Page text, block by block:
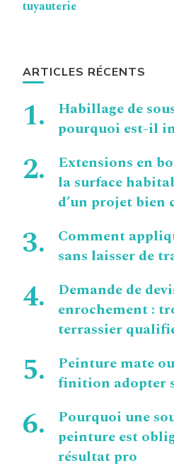
tuyauterie
ARTICLES RÉCENTS
Habillage de
pourquoi est-il
Extensions en
la surface
d’un projet bien
Comment
sans laisser de
Demande de
enrochement :
terrassier
Peinture mate
finition adopter
Pourquoi une
peinture est
résultat pro